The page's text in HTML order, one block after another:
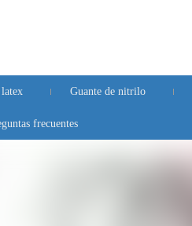
latex Guante de nitrilo
frecuentes